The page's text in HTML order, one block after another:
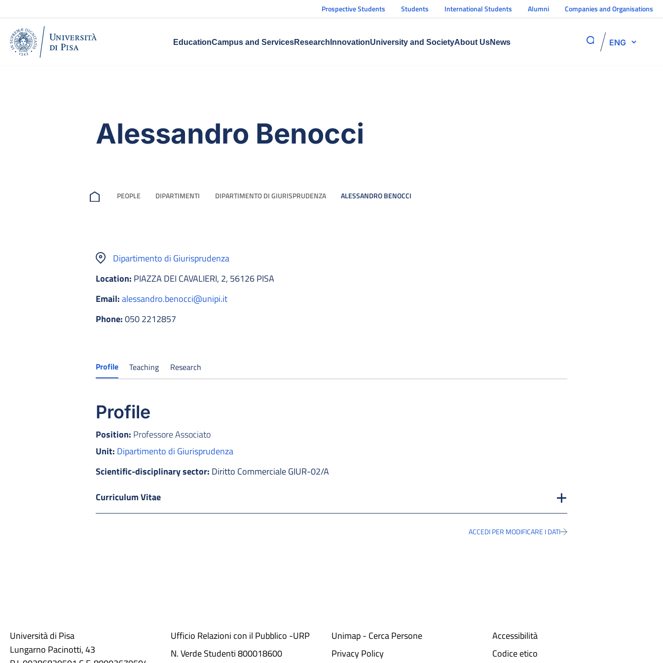
Prospective Students Students International Students Alumni Companies and Organisations
EducationCampus and ServicesResearch InnovationUniversity and SocietyAbout UsNews ENG
Alessandro Benocci
PEOPLE DIPARTIMENTI DIPARTIMENTO DI GIURISPRUDENZA ALESSANDRO BENOCCI
Dipartimento di Giurisprudenza
Location: PIAZZA DEI CAVALIERI, 2, 56126 PISA
Email:alessandro.benocci@unipi.it
Phone:050 2212857
Profile Teaching Research
Profile
Position: Professore Associato
Unit: Dipartimento di Giurisprudenza
Scientific-disciplinary sector: Diritto Commerciale GIUR-02/A
Curriculum Vitae
ACCEDI PER MODIFICARE I DATI
Università di Pisa
Lungarno Pacinotti, 43
Ufficio Relazioni con il Pubblico -URP
N. Verde Studenti 800018600​
Unimap - Cerca Persone
Privacy Policy
Accessibilità
Codice etico